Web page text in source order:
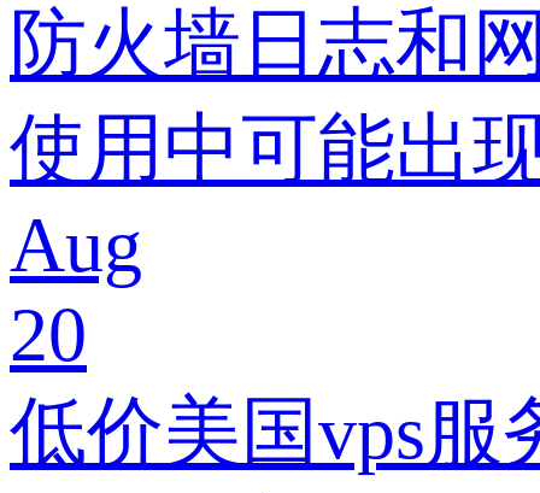
防火墙日志和
使用中可能出
Aug
20
低价美国vps服